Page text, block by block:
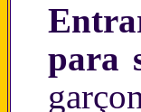
para